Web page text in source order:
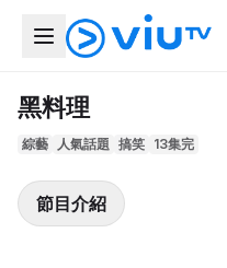
黑料理
綜藝 人氣話題 搞笑 13集完
節目介紹